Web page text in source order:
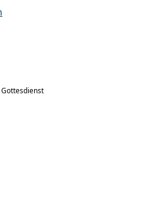
Gottesdienst